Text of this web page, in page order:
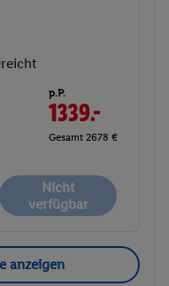
p.P.
1339.-
Gesamt 2678 €
Nicht
verfügbar
anzeigen